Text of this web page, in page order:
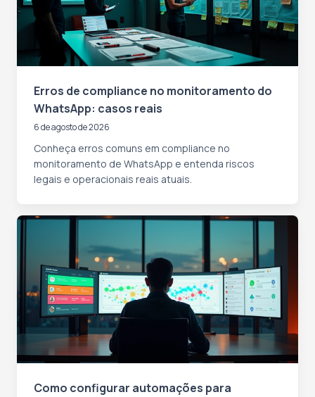
Erros de compliance no monitoramento do
WhatsApp: casos reais
6 de agosto de 2026
Conheça erros comuns em compliance no
monitoramento de WhatsApp e entenda riscos
legais e operacionais reais atuais.
Como configurar automações para